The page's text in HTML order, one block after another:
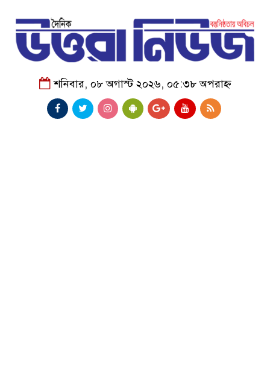
শনিবার, ০৮ অগাস্ট ২০২৬, ০৫:৩৮ অপরাহ্ন